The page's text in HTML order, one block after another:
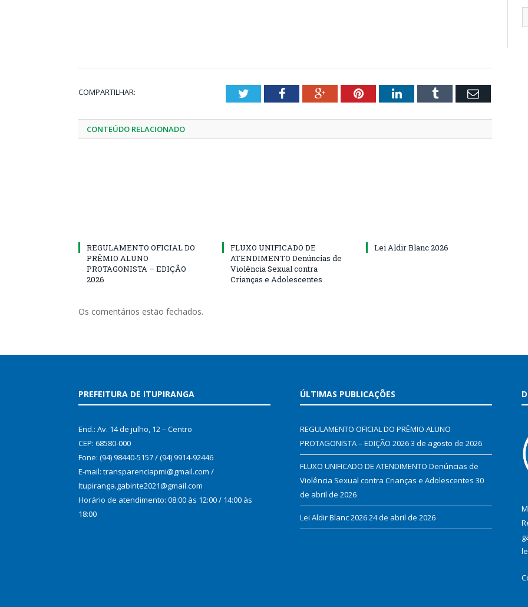
COMPARTILHAR: TwitterFacebookGoogle+PinterestLinkedInTumblr Email
CONTEÚDO RELACIONADO
REGULAMENTO OFICIAL DO
PRÊMIO ALUNO
PROTAGONISTA – EDIÇÃO
2026
FLUXO UNIFICADO DE
ATENDIMENTO Denúncias de
Violência Sexual contra
Crianças e Adolescentes
Lei Aldir Blanc 2026
Os comentários estão fechados.
PREFEITURA DE ITUPIRANGA
End.: Av. 14 de julho, 12 – Centro
CEP: 68580-000
Fone: (94) 98440-5157 / (94) 9914-92446
E-mail: transparenciapmi@gmail.com /
Itupiranga.gabinte2021@gmail.com
Horário de atendimento: 08:00 às 12:00 / 14:00 às
18:00
ÚLTIMAS PUBLICAÇÕES
REGULAMENTO OFICIAL DO PRÊMIO ALUNO
PROTAGONISTA – EDIÇÃO 20263 de agosto de 2026
FLUXO UNIFICADO DE ATENDIMENTO Denúncias de
Violência Sexual contra Crianças e Adolescentes 30
de abril de 2026
Lei Aldir Blanc 202624 de abril de 2026